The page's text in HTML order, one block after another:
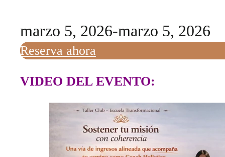
marzo 5, 2026-marzo 5, 2026
Reserva ahora
VIDEO DEL EVENTO: